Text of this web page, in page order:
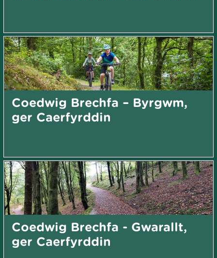
Coedwig Brechfa – Byrgwm,
ger Caerfyrddin
Coedwig Brechfa - Gwarallt,
ger Caerfyrddin